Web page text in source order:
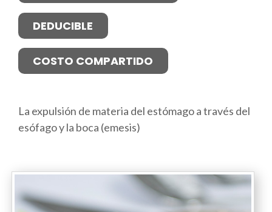
DEDUCIBLE
COSTO COMPARTIDO
La expulsión de materia del estómago a través del
esófago y la boca (emesis)